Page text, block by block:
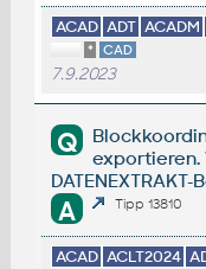
ACAD ADT ACADM
* CAD
7.9.2023
Q
exportieren.
A Tipp 13810
ACAD ACLT2024